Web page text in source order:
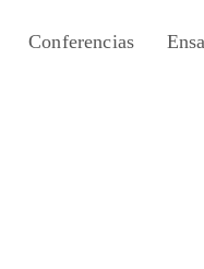
Conferencias